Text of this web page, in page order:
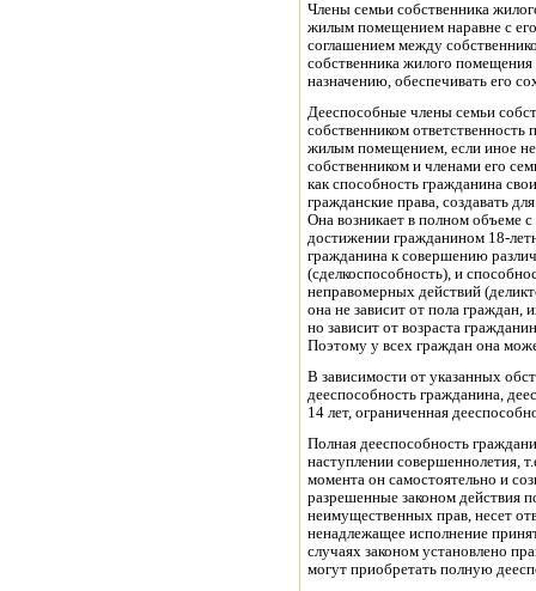
Члены семьи собственника
жилым помещением наравне с
соглашением между
собственника жилого
назначению, обеспечивать его
Дееспособные члены семьи
собственником
жилым помещением, если иное
собственником и членами его
как способность гражданина
гражданские права, создавать
Она возникает в полном объеме
достижении гражданином 18-
гражданина к совершению
(сделкоспособность), и
неправомерных действий
она не зависит от пола граждан,
но зависит от возраста
Поэтому у всех граждан она
В зависимости от указанных
дееспособность гражданина,
14 лет, ограниченная
Полная дееспособность
наступлении совершеннолетия,
момента он самостоятельно и
разрешенные законом действия
неимущественных прав, несет
ненадлежащее исполнение
случаях законом установлено
могут приобретать полную